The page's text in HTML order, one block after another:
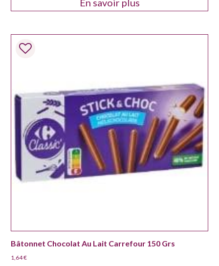
En savoir plus
Bâtonnet Chocolat Au Lait Carrefour 150 Grs
1,64€